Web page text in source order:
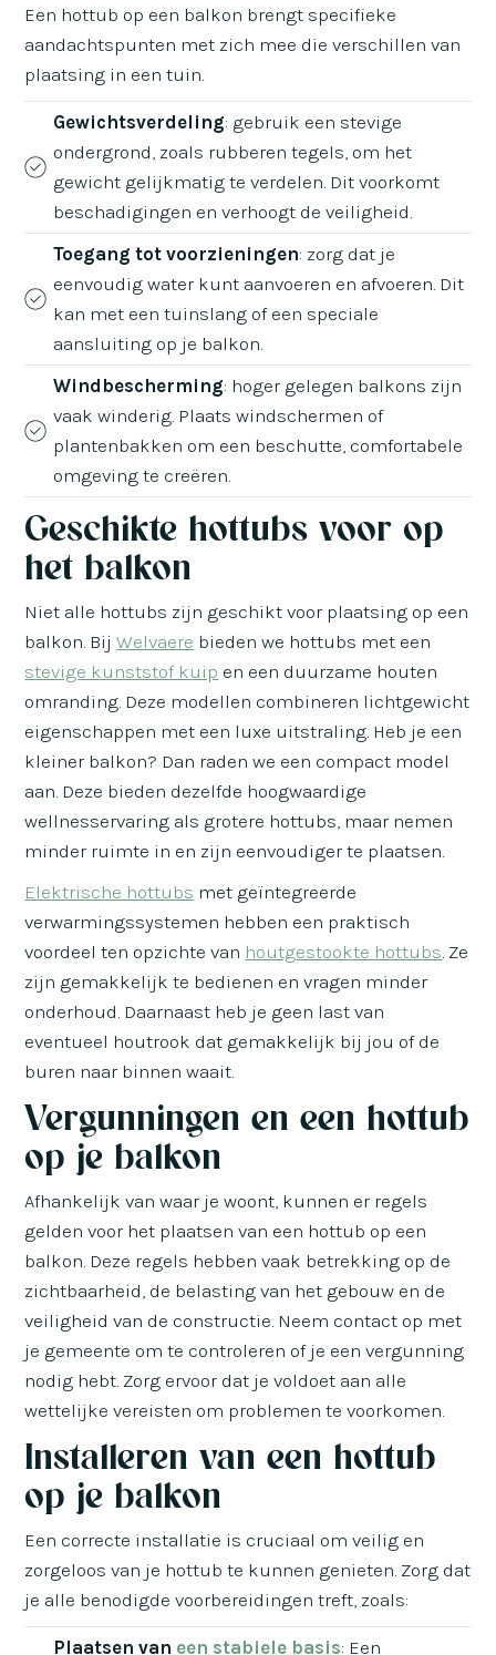
Een hottub op een balkon brengt specifieke
aandachtspunten met zich mee die verschillen van
plaatsing in een tuin.
Gewichtsverdeling: gebruik een stevige
ondergrond, zoals rubberen tegels, om het
gewicht gelijkmatig te verdelen. Dit voorkomt
beschadigingen en verhoogt de veiligheid.
Toegang tot voorzieningen: zorg dat je
eenvoudig water kunt aanvoeren en afvoeren. Dit
kan met een tuinslang of een speciale
aansluiting op je balkon.
Windbescherming: hoger gelegen balkons zijn
vaak winderig. Plaats windschermen of
plantenbakken om een beschutte, comfortabele
omgeving te creëren.
Geschikte hottubs voor op
het balkon
Niet alle hottubs zijn geschikt voor plaatsing op een
balkon. BijWelvaere bieden we hottubs met een
stevige kunststof kuip en een duurzame houten
omranding. Deze modellen combineren lichtgewicht
eigenschappen met een luxe uitstraling. Heb je een
kleiner balkon? Dan raden we een compact model
aan. Deze bieden dezelfde hoogwaardige
wellnesservaring als grotere hottubs, maar nemen
minder ruimte in en zijn eenvoudiger te plaatsen.
Elektrische hottubs met geïntegreerde
verwarmingssystemen hebben een praktisch
voordeel ten opzichte van houtgestookte hottubs . Ze
zijn gemakkelijk te bedienen en vragen minder
onderhoud. Daarnaast heb je geen last van
eventueel houtrook dat gemakkelijk bij jou of de
buren naar binnen waait.
Vergunningen en een hottub
op je balkon
Afhankelijk van waar je woont, kunnen er regels
gelden voor het plaatsen van een hottub op een
balkon. Deze regels hebben vaak betrekking op de
zichtbaarheid, de belasting van het gebouw en de
veiligheid van de constructie. Neem contact op met
je gemeente om te controleren of je een vergunning
nodig hebt. Zorg ervoor dat je voldoet aan alle
wettelijke vereisten om problemen te voorkomen.
Installeren van een hottub
op je balkon
Een correcte installatie is cruciaal om veilig en
zorgeloos van je hottub te kunnen genieten. Zorg dat
je alle benodigde voorbereidingen treft, zoals:
Plaatsen van een stabiele basis: Een